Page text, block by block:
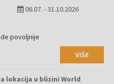
06.07. -31.10.2026
VIŠE
povoljnije
lokacija u blizini World